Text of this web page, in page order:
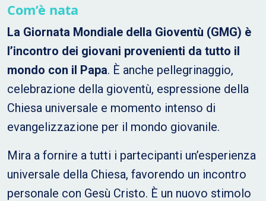
Com’è nata
La Giornata Mondiale della Gioventù (GMG) è
l’incontro dei giovani provenienti da tutto il
mondo con il Papa. È anche pellegrinaggio,
celebrazione della gioventù, espressione della
Chiesa universale e momento intenso di
evangelizzazione per il mondo giovanile.
Mira a fornire a tutti i partecipanti un’esperienza
universale della Chiesa, favorendo un incontro
personale con Gesù Cristo. È un nuovo stimolo